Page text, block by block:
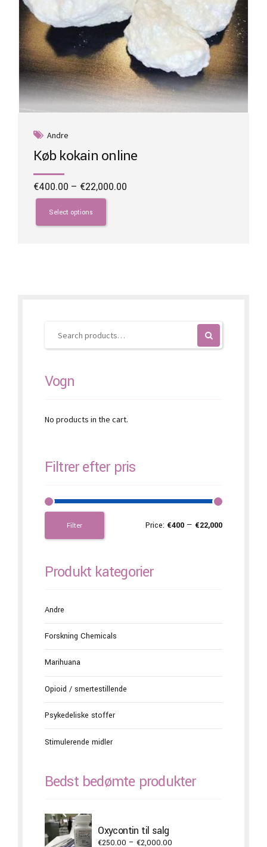
Andre
Køb kokain online
€400.00 – €22,000.00
Select options
This
product
has
product
Vogn
No products in the cart.
Filtrer efter pris
Filter Price: €400 — €22,000
Produkt kategorier
Andre
Forskning Chemicals
Marihuana
Opioid / smertestillende
Psykedeliske stoffer
Stimulerende midler
Bedst bedømte produkter
Oxycontin til salg
€250.00 – €2,000.00